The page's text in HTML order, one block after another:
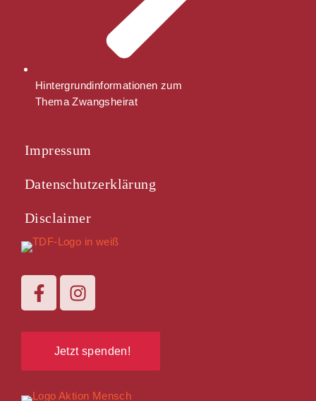
Hintergrundinformationen zum
Thema Zwangsheirat
Impressum
Datenschutzerklärung
Disclaimer
Jetzt spenden!